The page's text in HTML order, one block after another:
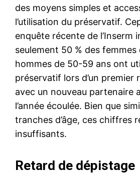
des moyens simples et
l’utilisation du préservatif.
enquête récente de l’Inserm
seulement 50 % des
hommes de 50-59 ans ont
préservatif lors d’un premier
avec un nouveau partenaire
l’année écoulée. Bien que
tranches d’âge, ces chiffres
insuffisants.
Retard de dépistage